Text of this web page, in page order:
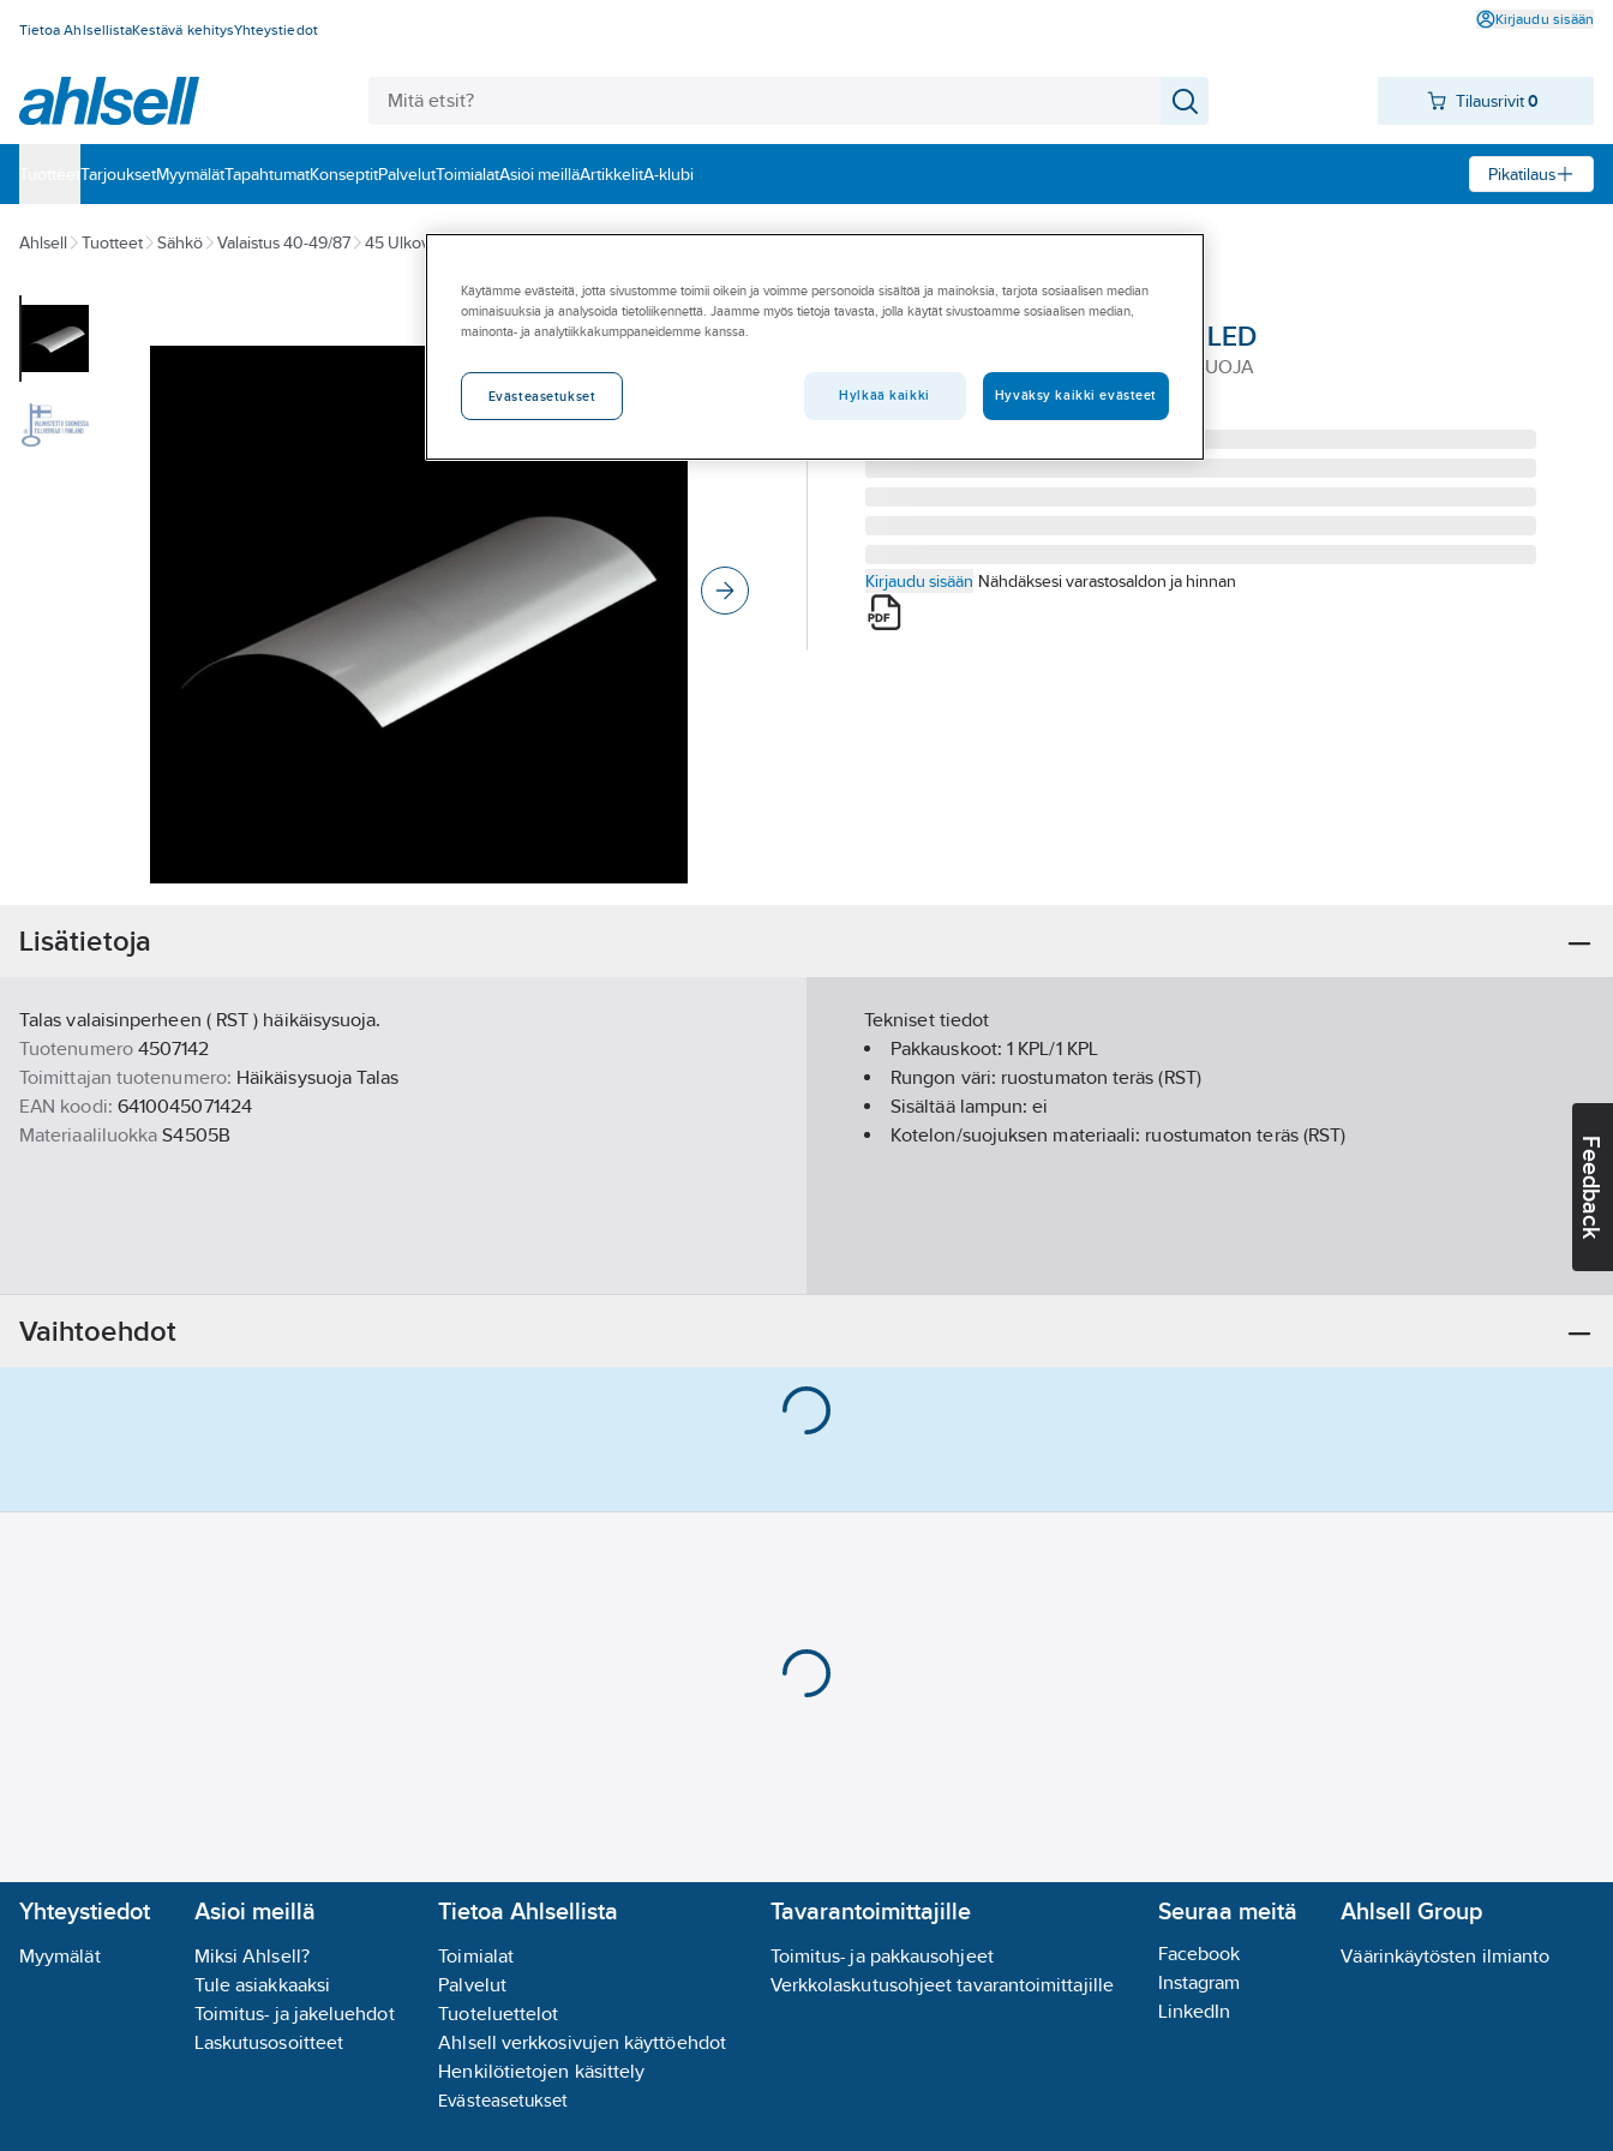
Tietoa AhlsellistaKestävä kehitysYhteystiedot
Kirjaudu sisään
Tilausrivit0
‎TarjouksetMyymälätTapahtumatKonseptitPalvelutToimialatAsioi meilläArtikkelitA-klubi Pikatilaus
Feedback
Ahlsell Tuotteet Sähkö Valaistus 40-49/87 45 Ulkovalaisimet
KARLUX
Pylväsvalaisin Karlux Talas LED
PYLVÄSVALAISIN TALAS LED HÄIKÄISYSUOJA
Tuotenumero
4507142
Toimittajan tuotenumero:
Häikäisysuoja Talas
Kirjaudu sisään Nähdäksesi varastosaldon ja hinnan
Lisätietoja
Talas valaisinperheen ( RST ) häikäisysuoja.
Tuotenumero 4507142
Toimittajan tuotenumero: Häikäisysuoja Talas
EAN koodi: 6410045071424
Materiaaliluokka S4505B
Tekniset tiedot
Pakkauskoot:1 KPL/1 KPL
Rungon väri: ruostumaton teräs (RST)
Sisältää lampun:ei
Kotelon/suojuksen materiaali: ruostumaton teräs (RST)
Vaihtoehdot
Yhteystiedot
Myymälät
Asioi meillä
Miksi Ahlsell?
Tule asiakkaaksi
Toimitus- ja jakeluehdot
Laskutusosoitteet
Tietoa Ahlsellista
Toimialat
Palvelut
Tuoteluettelot
Ahlsell verkkosivujen käyttöehdot
Henkilötietojen käsittely
Evästeasetukset
Tavarantoimittajille
Toimitus- ja pakkausohjeet
Verkkolaskutusohjeet tavarantoimittajille
Seuraa meitä
Facebook
Instagram
LinkedIn
Ahlsell Group
Väärinkäytösten ilmianto
Käytämme evästeitä, jotta sivustomme toimii oikein ja voimme personoida sisältöä ja mainoksia, tarjota sosiaalisen median
ominaisuuksia ja analysoida tietoliikennettä. Jaamme myös tietoja tavasta, jolla käytät sivustoamme sosiaalisen median,
mainonta- ja analytiikkakumppaneidemme kanssa.
Evästeasetukset Hylkää kaikki Hyväksy kaikki evästeet